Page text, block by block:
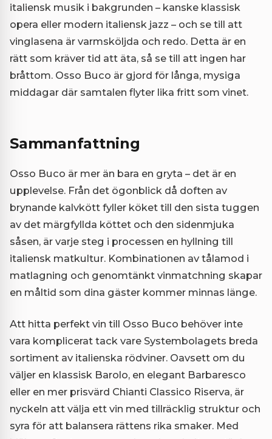
italiensk musik i bakgrunden – kanske klassisk
opera eller modern italiensk jazz – och se till att
vinglasena är varmsköljda och redo. Detta är en
rätt som kräver tid att äta, så se till att ingen har
bråttom. Osso Buco är gjord för långa, mysiga
middagar där samtalen flyter lika fritt som vinet.
Sammanfattning
Osso Buco är mer än bara en gryta – det är en
upplevelse. Från det ögonblick då doften av
brynande kalvkött fyller köket till den sista tuggen
av det märgfyllda köttet och den sidenmjuka
såsen, är varje steg i processen en hyllning till
italiensk matkultur. Kombinationen av tålamod i
matlagning och genomtänkt vinmatchning skapar
en måltid som dina gäster kommer minnas länge.
Att hitta perfekt vin till Osso Buco behöver inte
vara komplicerat tack vare Systembolagets breda
sortiment av italienska rödviner. Oavsett om du
väljer en klassisk Barolo, en elegant Barbaresco
eller en mer prisvärd Chianti Classico Riserva, är
nyckeln att välja ett vin med tillräcklig struktur och
syra för att balansera rättens rika smaker. Med